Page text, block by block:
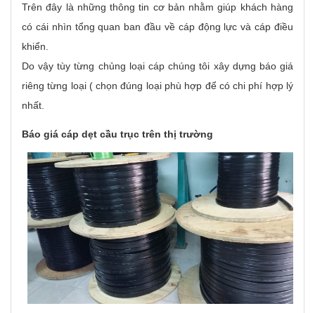
Trên đây là những thông tin cơ bản nhằm giúp khách hàng
có cái nhìn tổng quan ban đầu về cáp động lực và cáp điều
khiển.
Do vậy tùy từng chủng loại cáp chúng tôi xây dựng báo giá
riêng từng loại ( chọn đúng loại phù hợp để có chi phí hợp lý
nhất.
Báo giá cáp dẹt cầu trục trên thị trường